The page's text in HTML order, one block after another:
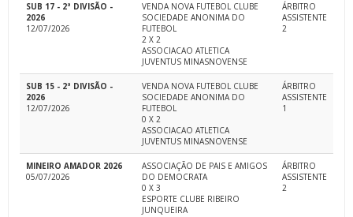
SUB 17 - 2ª DIVISÃO -
2026
12/07/2026
VENDA NOVA FUTEBOL CLUBE
SOCIEDADE ANONIMA DO
FUTEBOL
2 X 2
ASSOCIACAO ATLETICA
JUVENTUS MINASNOVENSE
ÁRBITRO
ASSISTENTE
2
SUB 15 - 2ª DIVISÃO -
2026
12/07/2026
VENDA NOVA FUTEBOL CLUBE
SOCIEDADE ANONIMA DO
FUTEBOL
0 X 2
ASSOCIACAO ATLETICA
JUVENTUS MINASNOVENSE
ÁRBITRO
ASSISTENTE
1
MINEIRO AMADOR 2026
05/07/2026
ASSOCIAÇÃO DE PAIS E AMIGOS
DO DEMOCRATA
0 X 3
ESPORTE CLUBE RIBEIRO
JUNQUEIRA
ÁRBITRO
ASSISTENTE
2